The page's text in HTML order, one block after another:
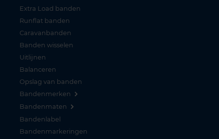
Extra Load banden
Runflat banden
Caravanbanden
Banden wisselen
Uitlijnen
Balanceren
Opslag van banden
Bandenmerken
Bandenmaten
Bandenlabel
Bandenmarkeringen